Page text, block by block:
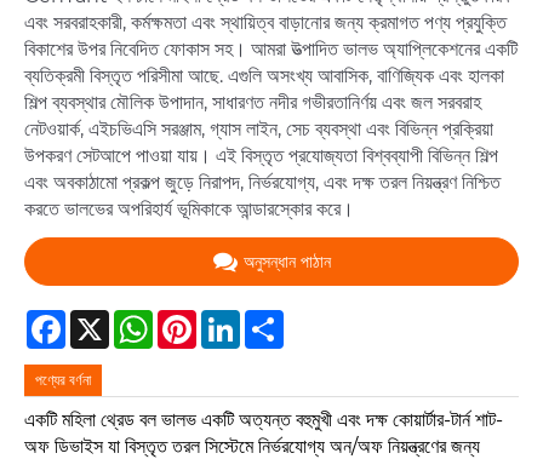
এবং সরবরাহকারী, কর্মক্ষমতা এবং স্থায়িত্ব বাড়ানোর জন্য ক্রমাগত পণ্য প্রযুক্তি
বিকাশের উপর নিবেদিত ফোকাস সহ। আমরা উত্পাদিত ভালভ অ্যাপ্লিকেশনের একটি
ব্যতিক্রমী বিস্তৃত পরিসীমা আছে. এগুলি অসংখ্য আবাসিক, বাণিজ্যিক এবং হালকা
শিল্প ব্যবস্থার মৌলিক উপাদান, সাধারণত নদীর গভীরতানির্ণয় এবং জল সরবরাহ
নেটওয়ার্ক, এইচভিএসি সরঞ্জাম, গ্যাস লাইন, সেচ ব্যবস্থা এবং বিভিন্ন প্রক্রিয়া
উপকরণ সেটআপে পাওয়া যায়। এই বিস্তৃত প্রযোজ্যতা বিশ্বব্যাপী বিভিন্ন শিল্প
এবং অবকাঠামো প্রকল্প জুড়ে নিরাপদ, নির্ভরযোগ্য, এবং দক্ষ তরল নিয়ন্ত্রণ নিশ্চিত
করতে ভালভের অপরিহার্য ভূমিকাকে আন্ডারস্কোর করে।
অনুসন্ধান পাঠান
Facebook
X WhatsAppPinterestLinkedIn
পণ্যের বর্ণনা
একটি মহিলা থ্রেড বল ভালভ একটি অত্যন্ত বহুমুখী এবং দক্ষ কোয়ার্টার-টার্ন শাট-
অফ ডিভাইস যা বিস্তৃত তরল সিস্টেমে নির্ভরযোগ্য অন/অফ নিয়ন্ত্রণের জন্য